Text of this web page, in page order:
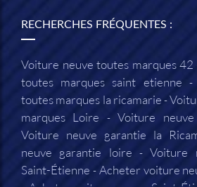
RECHERCHES FRÉQUENTES :
Voiture neuve toutes marques 42
toutes marques saint etienne
toutes marques la ricamarie
marques Loire
Voiture
Voiture neuve garantie la
neuve garantie loire
Voiture
Saint-Étienne
Acheter voiture